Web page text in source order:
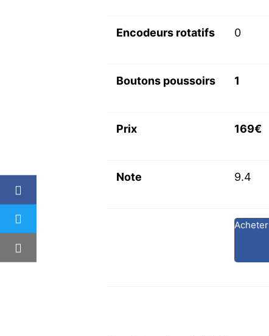
Encodeurs rotatifs 0
Boutons poussoirs 1
Prix 169€
Note 9.4
Acheter